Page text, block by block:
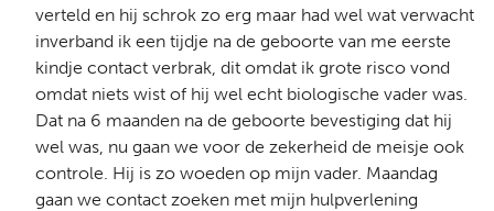
verteld en hij schrok zo erg maar had wel wat verwacht
inverband ik een tijdje na de geboorte van me eerste
kindje contact verbrak, dit omdat ik grote risco vond
omdat niets wist of hij wel echt biologische vader was.
Dat na 6 maanden na de geboorte bevestiging dat hij
wel was, nu gaan we voor de zekerheid de meisje ook
controle. Hij is zo woeden op mijn vader. Maandag
gaan we contact zoeken met mijn hulpverlening